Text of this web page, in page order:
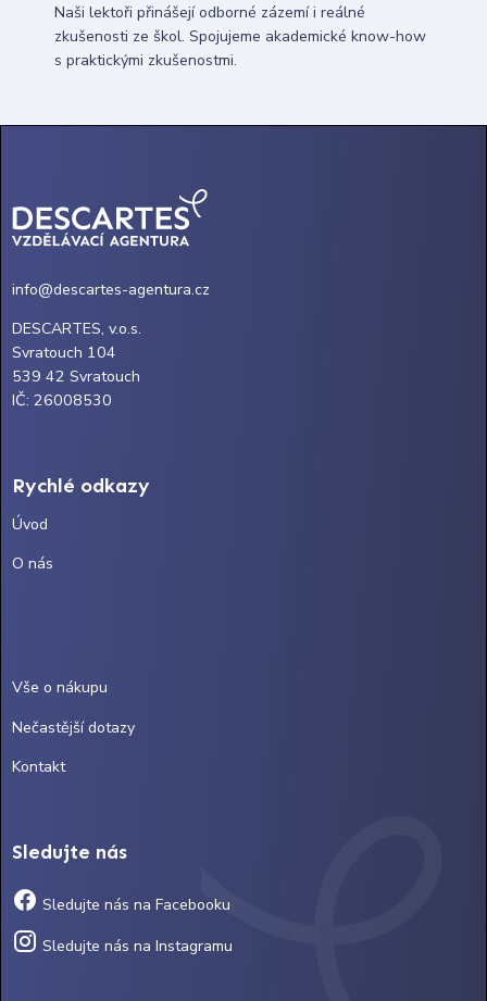
Naši lektoři přinášejí odborné zázemí i reálné
zkušenosti ze škol. Spojujeme akademické know-how
s praktickými zkušenostmi.
info@descartes-agentura.cz
DESCARTES, v.o.s.
Svratouch 104
539 42 Svratouch
IČ: 26008530
Rychlé odkazy
Úvod
O nás
Vše o nákupu
Nečastější dotazy
Kontakt
Sledujte nás
Sledujte nás na Facebooku
Sledujte nás na Instagramu